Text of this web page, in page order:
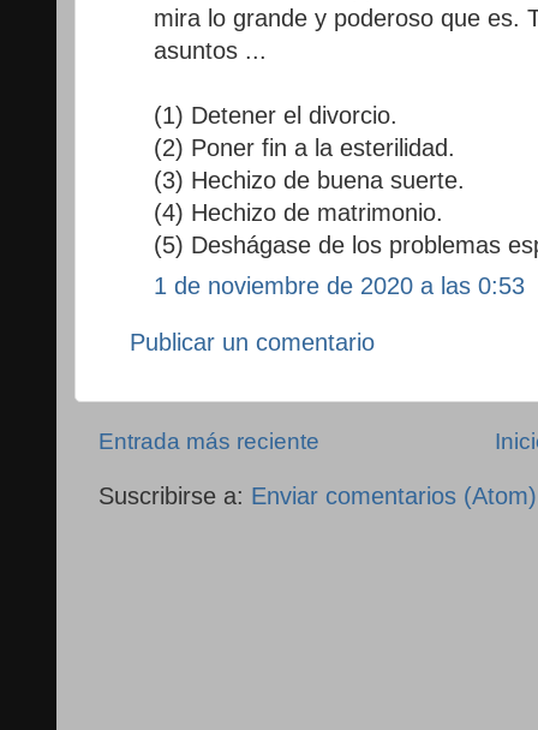
mira lo grande y poderoso que es.
asuntos ...
(1) Detener el divorcio.
(2) Poner fin a la esterilidad.
(3) Hechizo de buena suerte.
(4) Hechizo de matrimonio.
(5) Deshágase de los problemas
1 de noviembre de 2020 a las 0:53
Publicar un comentario
Entrada más reciente
Suscribirse a: Enviar comentarios (Atom)